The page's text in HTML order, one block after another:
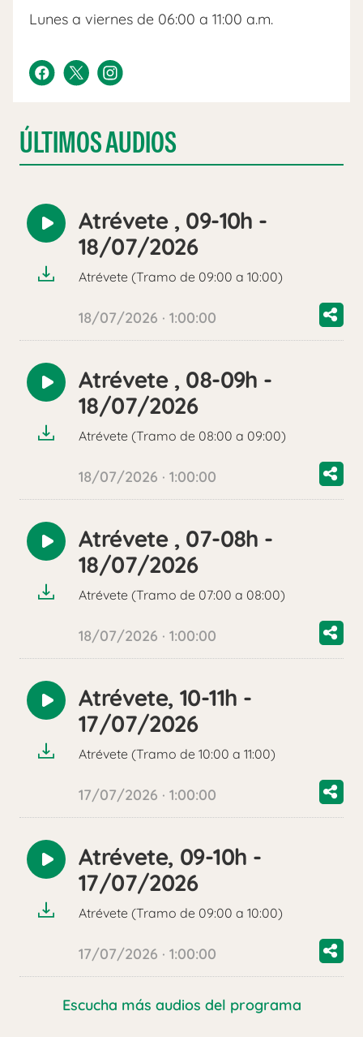
Lunes a viernes de 06:00 a 11:00 a.m.
ÚLTIMOS AUDIOS
Reproducir
audio
Atrévete , 09-10h -
18/07/2026
Atrévete (Tramo de 09:00 a 10:00)
18/07/2026 · 1:00:00
Reproducir
audio
Atrévete , 08-09h -
18/07/2026
Atrévete (Tramo de 08:00 a 09:00)
18/07/2026 · 1:00:00
Reproducir
audio
Atrévete , 07-08h -
18/07/2026
Atrévete (Tramo de 07:00 a 08:00)
18/07/2026 · 1:00:00
Reproducir
audio
Atrévete, 10-11h -
17/07/2026
Atrévete (Tramo de 10:00 a 11:00)
17/07/2026 · 1:00:00
Reproducir
audio
Atrévete, 09-10h -
17/07/2026
Atrévete (Tramo de 09:00 a 10:00)
17/07/2026 · 1:00:00
Escucha más audios del programa